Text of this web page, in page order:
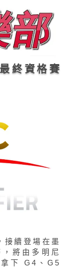
終資格賽
接續登場在墨
將由多明尼
下 G4、G5